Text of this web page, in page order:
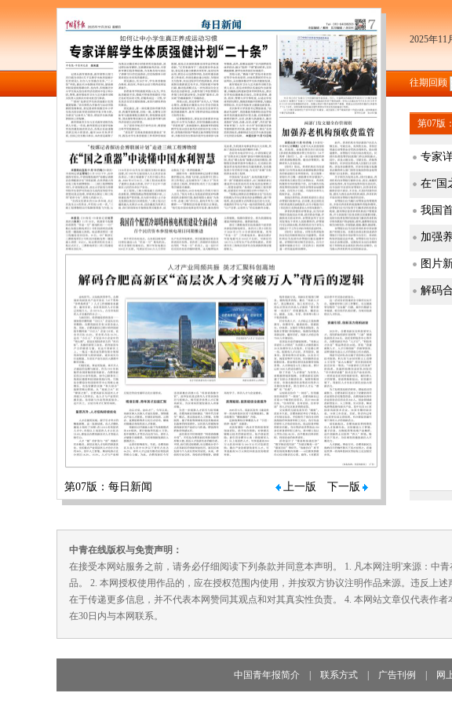
第07版：每日新闻 上一版 下一版
2025年11
往期回顾
第07版
专家
在“国
我国
加强
图片
解码
中青在线版权与免责声明：
在接受本网站服务之前，请务必仔细阅读下列条款并同意本声明。 1. 凡本网注明'来源：中
品。 2. 本网授权使用作品的，应在授权范围内使用，并按双方协议注明作品来源。违反上
在于传递更多信息，并不代表本网赞同其观点和对其真实性负责。 4. 本网站文章仅代表作
在30日内与本网联系。
中国青年报简介 联系方式 广告刊例 网